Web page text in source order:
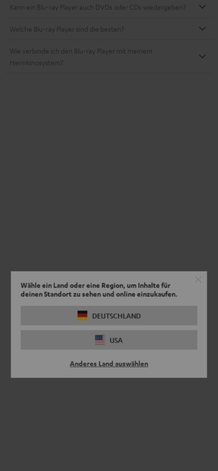
Wähle ein Land oder eine Region, um Inhalte für
deinen Standort zu sehen und online einzukaufen.
DEUTSCHLAND
USA
Anderes Land auswählen
finden
Kann ein Blu-ray Player auch DVDs oder CDs wiedergeben?
Welche Blu-ray Player sind die besten?
Wie verbinde ich den Blu-ray Player mit meinem
Heimkinosystem?